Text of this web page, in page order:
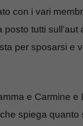
con i vari
tutti
per sposarsi e
e Carmine
che spiega quanto